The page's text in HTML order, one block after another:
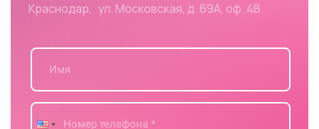
Краснодар, ул. Московская, д. 69А, оф. 4В